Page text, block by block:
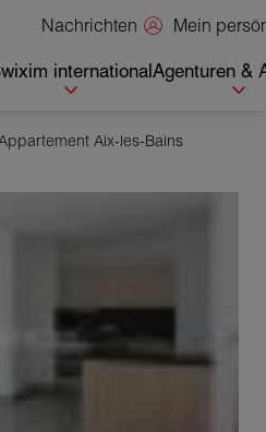
Nachrichten Mein
internationalAgenturen &
Aix-les-Bains